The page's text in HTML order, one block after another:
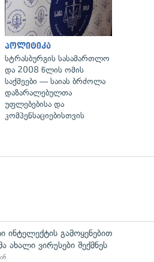
პოლიტიკა
სტრასბურგის სასამართლო
და 2008 წლის ომის
საქმეები — საიას ბრძოლა
დაზარალებულთა
უფლებებისა და
კომპენსაციებისთვის
ინტელექტის გამოყენებით
ახალი ვირუსები შექმნეს